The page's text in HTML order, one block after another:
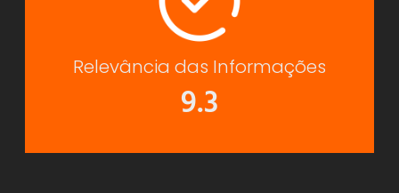
Relevância das Informações
9.3